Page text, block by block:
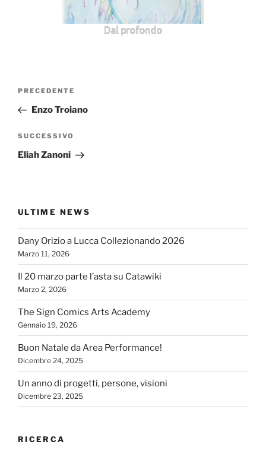
Dal profondo
Navigazione
Articolo
precedente:
PRECEDENTE
Enzo Troiano
Articolo
successivo
SUCCESSIVO
Eliah Zanoni
ULTIME NEWS
Dany Orizio a Lucca Collezionando 2026
Marzo 11, 2026
Il 20 marzo parte l’asta su Catawiki
Marzo 2, 2026
The Sign Comics Arts Academy
Gennaio 19, 2026
Buon Natale da Area Performance!
Dicembre 24, 2025
Un anno di progetti, persone, visioni
Dicembre 23, 2025
RICERCA